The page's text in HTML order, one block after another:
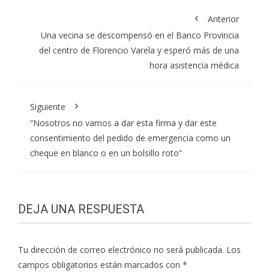
Anterior
Una vecina se descompensó en el Banco Provincia
del centro de Florencio Varela y esperó más de una
hora asistencia médica
Siguiente
“Nosotros no vamos a dar esta firma y dar este
consentimiento del pedido de emergencia como un
cheque en blanco o en un bolsillo roto”
DEJA UNA RESPUESTA
Tu dirección de correo electrónico no será publicada. Los
campos obligatorios están marcados con *